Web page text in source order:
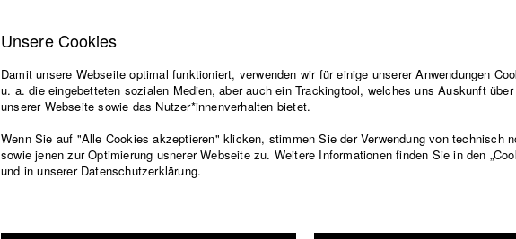
Karl Kürten
Filme in der HFF Datenbank
Film GbR
Unsere Cookies
Damit unsere Webseite optimal funktioniert, verwenden wir für einige unserer Anwendungen
u. a. die eingebetteten sozialen Medien, aber auch ein Trackingtool, welches uns Auskunft
unserer Webseite sowie das Nutzer*innenverhalten bietet.
Wenn Sie auf "Alle Cookies akzeptieren" klicken, stimmen Sie der Verwendung von technisch
sowie jenen zur Optimierung usnerer Webseite zu. Weitere Informationen finden Sie in den
und in unserer Datenschutzerklärung.